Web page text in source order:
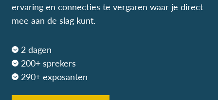
ervaring en connecties te vergaren waar je direct
mee aan de slag kunt.
2 dagen
200+ sprekers
290+ exposanten